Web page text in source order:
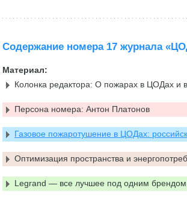
Содержание номера 17 журнала
Материал:
Колонка редактора: О пожарах в ЦОДах и
Персона номера: Антон Платонов
Газовое пожаротушение в ЦОДах:
Оптимизация пространства и
Legrand — все лучшее под одним брендом